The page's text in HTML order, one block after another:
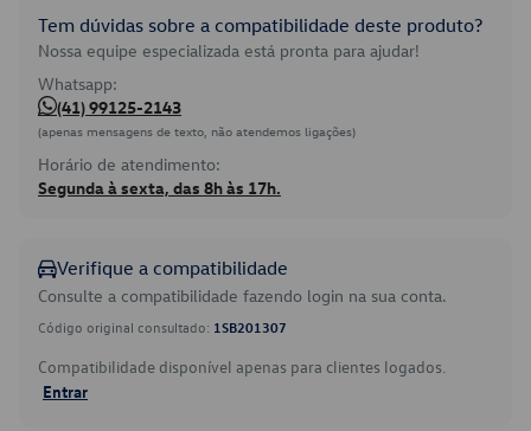
Tem dúvidas sobre a compatibilidade deste produto?
Nossa equipe especializada está pronta para ajudar!
Whatsapp:
(41) 99125-2143
(apenas mensagens de texto, não atendemos ligações)
Horário de atendimento:
Segunda à sexta, das 8h às 17h.
Verifique a compatibilidade
Consulte a compatibilidade fazendo login na sua conta.
Código original consultado: 1SB201307
Compatibilidade disponível apenas para clientes logados.
Entrar